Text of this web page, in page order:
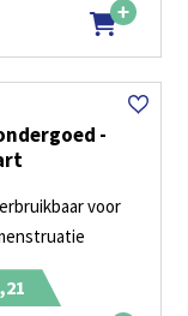
-
voor